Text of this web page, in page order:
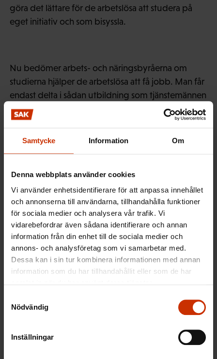
Samtycke Information Om
Denna webbplats använder cookies
Vi använder enhetsidentifierare för att anpassa innehållet
och annonserna till användarna, tillhandahålla funktioner
för sociala medier och analysera vår trafik. Vi
vidarebefordrar även sådana identifierare och annan
information från din enhet till de sociala medier och
annons- och analysföretag som vi samarbetar med.
Dessa kan i sin tur kombinera informationen med annan
information som du har tillhandahållit eller som de har
Nödvändig
Inställningar
göra det lättare för de arbetslösa att studera på
eget initiativ och som bisyssla.
Nu bedömer arbets- och näringsbyråerna om
studierna hjälper de arbetslösa att få jobb. Man får
endast delta i sådan utbildning som tjänstemännen
anser att man kan ha nytta av när man söker jobb.
– FFC anser att de arbetslösa själva borde få
och tydlig förbättring, säger Pirjo Väänänen.
Veera Luoma-aho/Toimitus
Danmark satsar stort på tjänster för arbetslösa –